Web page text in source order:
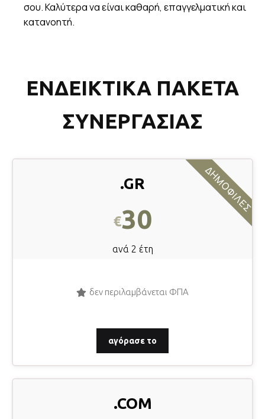
σου. Καλύτερα να είναι καθαρή, επαγγελματική και
κατανοητή.
ΕΝΔΕΙΚΤΙΚΑ ΠΑΚΕΤΑ
ΣΥΝΕΡΓΑΣΙΑΣ
ΔΗΜΟΦΙΛΕΣ
.GR
€30
ανά 2 έτη
δεν περιλαμβάνεται ΦΠΑ
αγόρασε το
.cOM